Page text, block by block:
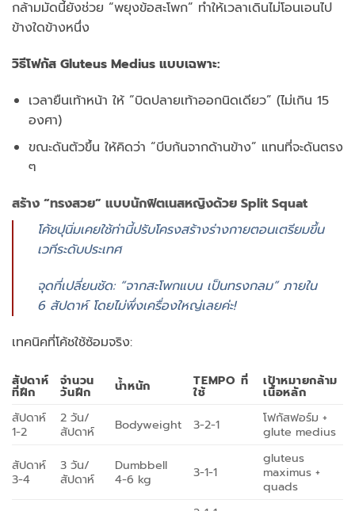
กล้ามมัดนี้ยังช่วย “พยุงข้อสะโพก” ทำให้เวลาเดินไม่โอนเอนไป
ข้างใดข้างหนึ่ง
วิธีโฟกัส Gluteus Medius แบบเฉพาะ:
เวลายืนเท้าหน้า ให้ “บิดปลายเท้าออกนิดเดียว” (ไม่เกิน 15
องศา)
ขณะดันตัวขึ้น ให้คิดว่า “บีบก้นจากด้านข้าง” แทนที่จะดันตรง
ๆ
สร้าง “ทรงสวย” แบบนักฟิตเนสหญิงด้วย Split Squat
โค้ชปุนิ่มเคยใช้ท่านี้ปรับโครงสร้างร่างกายตอนเตรียมขึ้น
เวทีระดับประเทศ
จุดที่เปลี่ยนชัด: “จากสะโพกแบน เป็นทรงกลม” ภายใน
6 สัปดาห์ โดยไม่พึ่งเครื่องใหญ่เลยค่ะ!
เทคนิคที่โค้ชใช้ซ้อมจริง:
สัปดาห์
ที่ฝึก
จำนวน
วันฝึก น้ำหนัก TEMPO ที่
ใช้
เป้าหมายกล้าม
เนื้อหลัก
สัปดาห์
1-2
2 วัน/
สัปดาห์
Bodyweight 3-2-1
โฟกัสฟอร์ม +
glute medius
สัปดาห์
3-4
3 วัน/
สัปดาห์
Dumbbell
4-6 kg
3-1-1
gluteus
maximus +
quads